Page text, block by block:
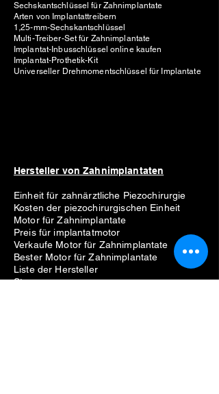
Sechskantschlüssel für Zahnimplantate
Arten von Implantattreibern
1,25-mm-Sechskantschlüssel
Multi-Treiber-Set für Zahnimplantate
Implantat-Inbusschlüssel online kaufen
Implantat-Prothetik-Kit
Universeller Drehmomentschlüssel für Implantate
Hersteller von Zahnimplantaten
Einheit für zahnärztliche Piezochirurgie
Kosten der piezochirurgischen Einheit
Motor für Zahnimplantate
Preis für implantatmotor
Verkaufe Motor für Zahnimplantate
Bester Motor für Zahnimplantate
Liste der Hersteller
Straumann